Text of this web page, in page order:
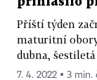
Příští týden
maturitní obory
dubna,
7. 4. 2022 ▪ 3 min.